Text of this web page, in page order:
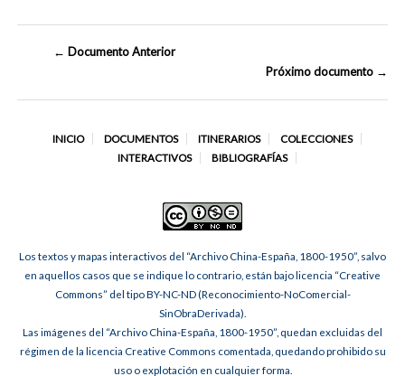
← Documento Anterior
Próximo documento →
INICIO DOCUMENTOS ITINERARIOS
COLECCIONES
INTERACTIVOS
BIBLIOGRAFÍAS
Los textos y mapas interactivos del “Archivo China-España, 1800-1950”, salvo
en aquellos casos que se indique lo contrario, están bajo licencia “Creative
Commons” del tipo BY-NC-ND (Reconocimiento-NoComercial-
SinObraDerivada).
Las imágenes del “Archivo China-España, 1800-1950”, quedan excluidas del
régimen de la licencia Creative Commons comentada, quedando prohibido su
uso o explotación en cualquier forma.